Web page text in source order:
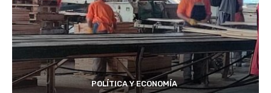
POLÍTICA Y ECONOMÍA